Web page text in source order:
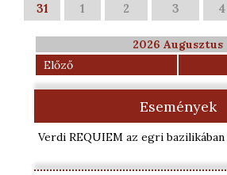
31
1 2 3 4
2026 Augusztus
Előző
Események
Verdi REQUIEM az egri bazilikában